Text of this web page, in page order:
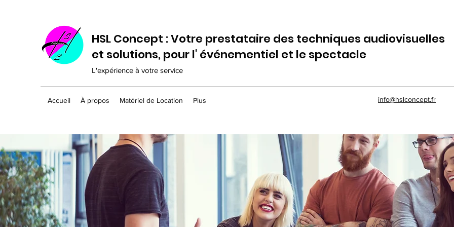
HSL Concept : Votre prestataire des techniques audiovisuelles
et solutions, pour l' événementiel et le spectacle
L'expérience à votre service
Accueil À propos Matériel de Location Plus info@hslconcept.fr